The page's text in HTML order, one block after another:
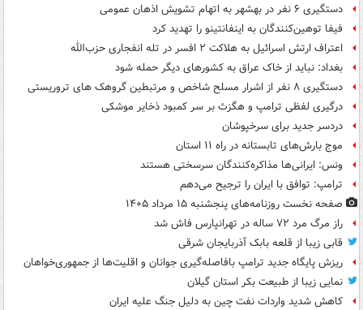
دستگیری ۶ نفر در بهشهر به اتهام تشویش اذهان عمومی
فیفا توهین‌کنندگان به اینفانتینو را تهدید کرد
اعتراف ارتش اسرائیل به هلاکت ۲ افسر در تله انفجاری حزب‌الله
بغداد: نباید از خاک عراق به کشورهای دیگر حمله شود
دستگیری ۸ نفر از اشرار مسلح شاخص و مرتبطین گروهک های تروریستی
درگیری لفظی ترامپ و هگزث بر سر کمبود ذخایر موشکی
دردسر جدید برای سرخپوشان
موج بارش‌های تابستانه در راه ۱۱ استان
ونس: ایرانی‌ها مذاکره‌کنندگان سرسختی هستند
ترامپ: توافق با ایران را ترجیح می‌دهم
صفحه نخست روزنامه‌های پنجشنبه ۱۵ مرداد ۱۴۰۵
راز مرگ مرد ۷۲ ساله در تهرانپارس فاش شد
قابی زیبا از قلعه بابک آذربایجان شرقی
ریزش پایگاه جدید ترامپ بافاصله‌گیری جوانان و اقلیت‌ها از جمهوری‌خواهان
نمایی زیبا از طبیعت بکر استان گیلان
کاهش شدید واردات نفت چین به دلیل جنگ علیه ایران